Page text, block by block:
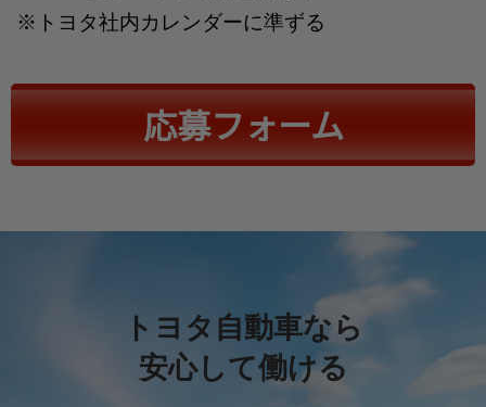
※トヨタ社内カレンダーに準ずる
応募フォーム
トヨタ自動車なら
安心して働ける